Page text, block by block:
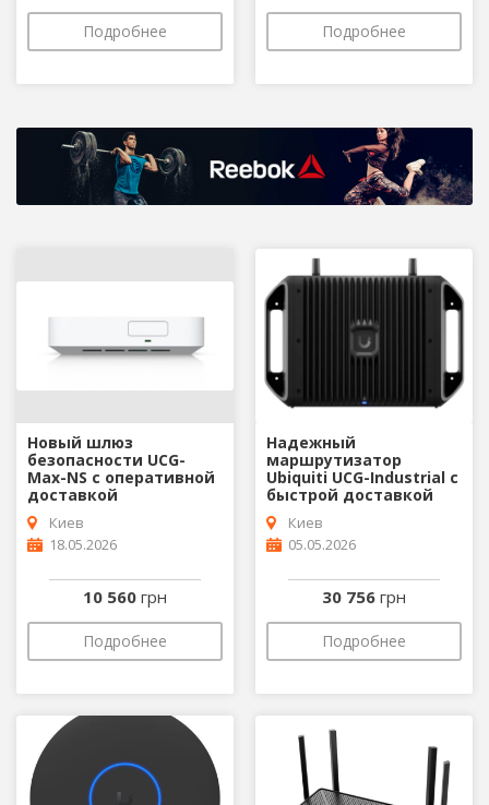
Подробнее Подробнее
Новый шлюз
безопасности UCG-
Max-NS с оперативной
доставкой
Киев
18.05.2026
10 560 грн
Подробнее
Надежный
маршрутизатор
Ubiquiti UCG-Industrial с
быстрой доставкой
Киев
05.05.2026
30 756 грн
Подробнее